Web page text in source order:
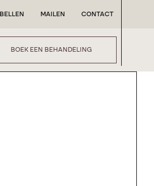
BELLEN MAILEN CONTACT
BOEK EEN BEHANDELING